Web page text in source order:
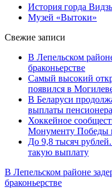
История горда
Музей «Вытоки»
Свежие записи
В Лепельском
браконьерстве
Самый высокий
появился в
В Беларуси
выплаты
Хоккейное
Монументу Победы
До 9,8 тысяч
такую выплату
В Лепельском районе
браконьерстве